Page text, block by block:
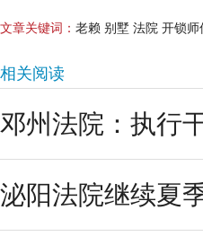
文章关键词： 老赖 别墅 法院 开锁师
相关阅读
邓州法院：执行
泌阳法院继续夏